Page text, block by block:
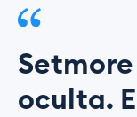
oculta.